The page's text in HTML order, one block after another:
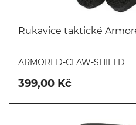
Rukavice taktické
ARMORED-CLAW-SHIELD
399,00 Kč